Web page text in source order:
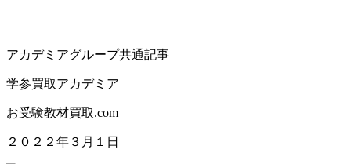
アカデミアグループ共通記事
学参買取アカデミア
お受験教材買取.com
２０２２年３月１日